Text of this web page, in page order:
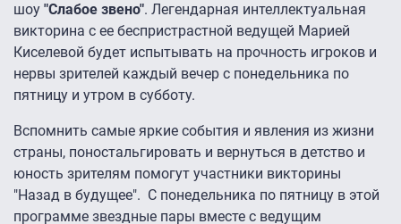
шоу "Слабое звено". Легендарная интеллектуальная
викторина с ее беспристрастной ведущей Марией
Киселевой будет испытывать на прочность игроков и
нервы зрителей каждый вечер с понедельника по
пятницу и утром в субботу.
Вспомнить самые яркие события и явления из жизни
страны, поностальгировать и вернуться в детство и
юность зрителям помогут участники викторины
"Назад в будущее". С понедельника по пятницу в этой
программе звездные пары вместе с ведущим